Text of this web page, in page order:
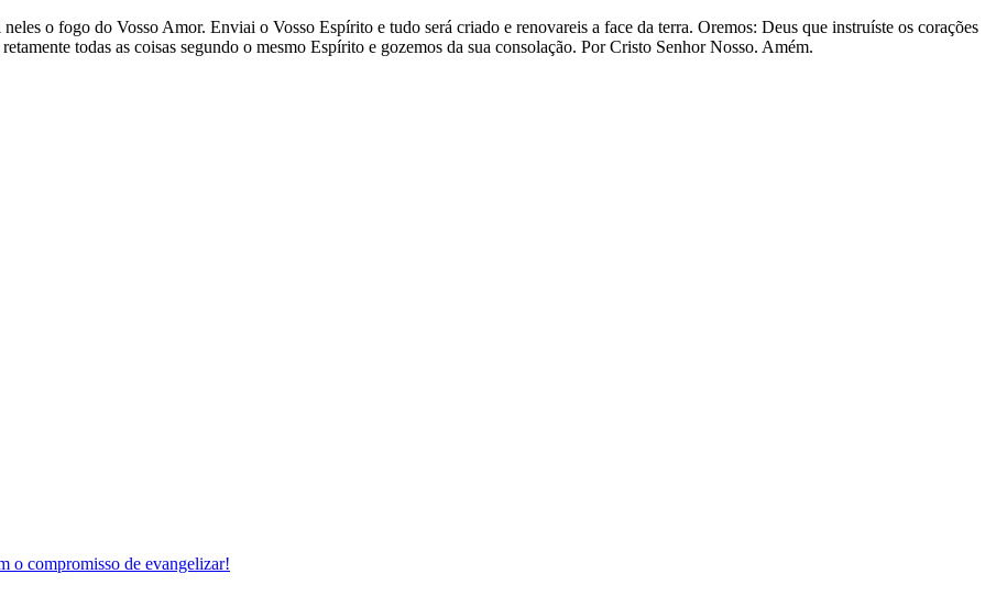
o fogo do Vosso Amor. Enviai o Vosso Espírito e tudo será criado e renovareis a face da terra. Oremos: Deus que instruíste os corações
todas as coisas segundo o mesmo Espírito e gozemos da sua consolação. Por Cristo Senhor Nosso. Amém.
o compromisso de evangelizar!